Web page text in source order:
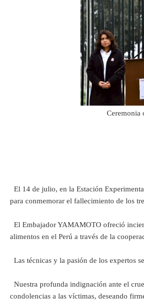
Ceremonia
El 14 de julio, en la Estación
para conmemorar el fallecimiento de los
El Embajador YAMAMOTO ofreció
alimentos en el Perú a través de la
Las técnicas y la pasión de los expertos
Nuestra profunda indignación ante el
condolencias a las víctimas, deseando